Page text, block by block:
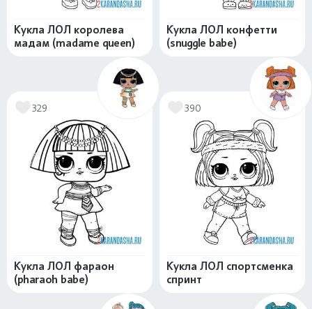
Кукла ЛОЛ королева
мадам (madame queen)
Кукла ЛОЛ конфетти
(snuggle babe)
329
Кукла ЛОЛ фараон
(pharaoh babe)
390
Кукла ЛОЛ спортсменка
спринт